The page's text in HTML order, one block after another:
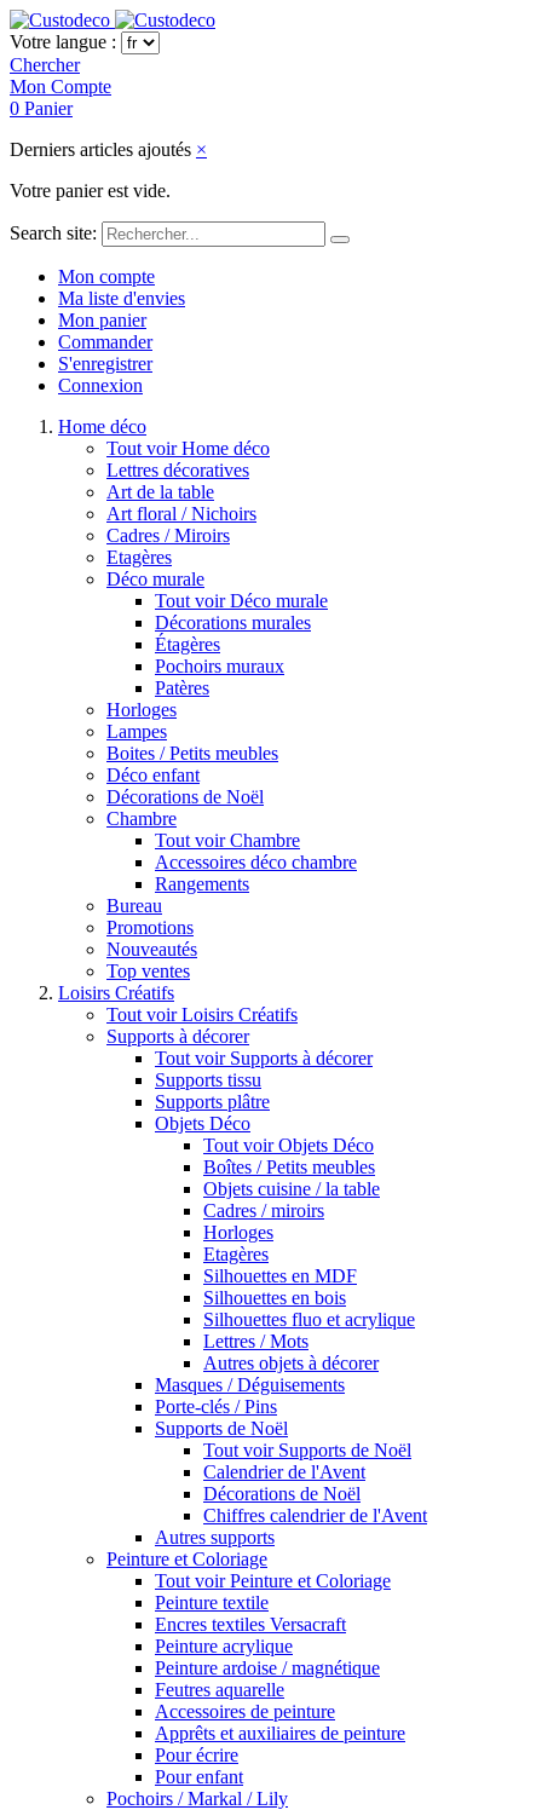
Votre langue :
Chercher
Mon Compte
0 Panier
Derniers articles ajoutés ×
Votre panier est vide.
Search site:
Mon compte
Ma liste d'envies
Mon panier
Commander
S'enregistrer
Connexion
Home déco
Tout voir Home déco
Lettres décoratives
Art de la table
Art floral / Nichoirs
Cadres / Miroirs
Etagères
Déco murale
Tout voir Déco murale
Décorations murales
Étagères
Pochoirs muraux
Patères
Horloges
Lampes
Boites / Petits meubles
Déco enfant
Décorations de Noël
Chambre
Tout voir Chambre
Accessoires déco chambre
Rangements
Bureau
Promotions
Nouveautés
Top ventes
Loisirs Créatifs
Tout voir Loisirs Créatifs
Supports à décorer
Tout voir Supports à décorer
Supports tissu
Supports plâtre
Objets Déco
Tout voir Objets Déco
Boîtes / Petits meubles
Objets cuisine / la table
Cadres / miroirs
Horloges
Etagères
Silhouettes en MDF
Silhouettes en bois
Silhouettes fluo et acrylique
Lettres / Mots
Autres objets à décorer
Masques / Déguisements
Porte-clés / Pins
Supports de Noël
Tout voir Supports de Noël
Calendrier de l'Avent
Décorations de Noël
Chiffres calendrier de l'Avent
Autres supports
Peinture et Coloriage
Tout voir Peinture et Coloriage
Peinture textile
Encres textiles Versacraft
Peinture acrylique
Peinture ardoise / magnétique
Feutres aquarelle
Accessoires de peinture
Apprêts et auxiliaires de peinture
Pour écrire
Pour enfant
Pochoirs / Markal / Lily